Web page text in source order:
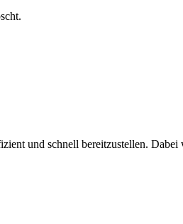
und schnell bereitzustellen. Dabei